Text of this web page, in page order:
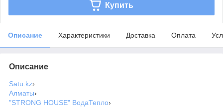
Купить
Описание Характеристики Доставка Оплата
Описание
Satu.kz›
Алматы›
"STRONG HOUSE" ВодаТепло›